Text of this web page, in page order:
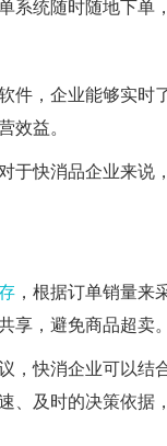
系统随时随地下单
件，企业能够实时
效益。
于快消品企业来说
，根据订单销量
享，避免商品超卖。
，快消企业可以结
、及时的决策依据